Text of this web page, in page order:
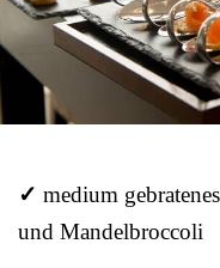
✓ medium
und Mandelbroccoli